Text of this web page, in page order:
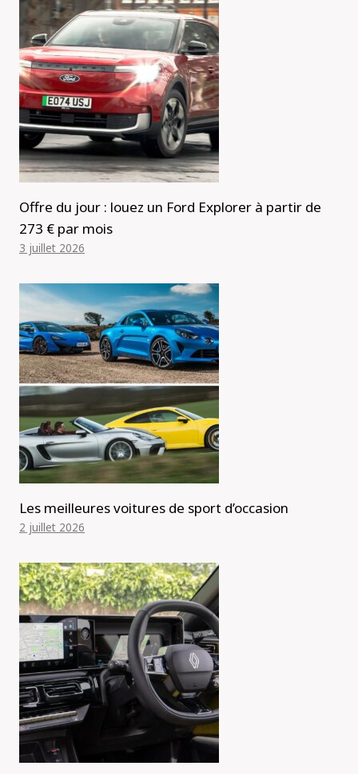
Offre du jour : louez un Ford Explorer à partir de
273 € par mois
3 juillet 2026
Les meilleures voitures de sport d’occasion
2 juillet 2026